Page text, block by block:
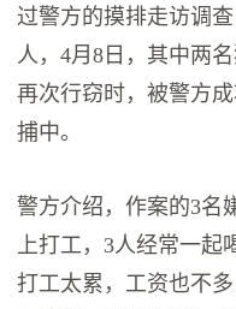
过警方的摸排走访调
人，4月8日，其中两
再次行窃时，被警方
捕中。
警方介绍，作案的3名
上打工，3人经常一起
打工太累，工资也不